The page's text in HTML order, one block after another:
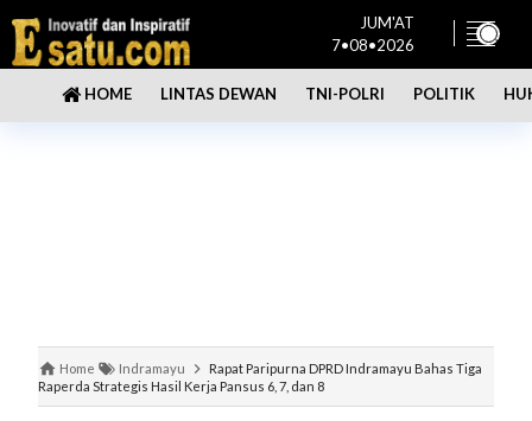
JUM'AT
7•08•2026
HOME LINTAS DEWAN TNI-POLRI POLITIK
Home Indramayu
Rapat Paripurna DPRD Indramayu Bahas Tiga
Raperda Strategis Hasil Kerja Pansus 6, 7, dan 8